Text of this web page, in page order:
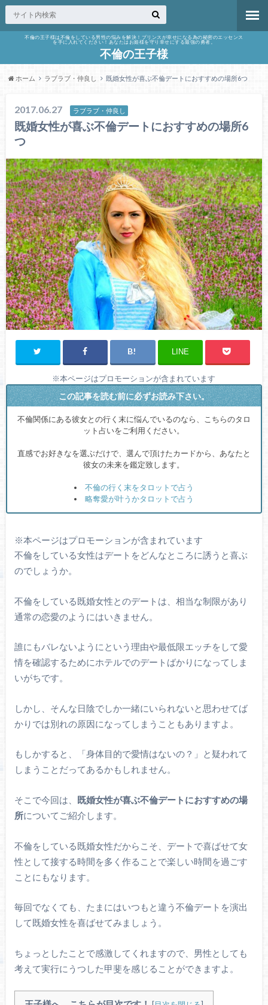
不倫の王子様は不倫をしている男性の悩みを解決！プリンスが幸せになる為の秘密のエッセンス
を手に入れてください！あなたはお姫様を守り幸せにする最強の勇者。
不倫の王子様
ホーム ラブラブ・仲良し 既婚女性が喜ぶ不倫デートにおすすめの場所6つ
2017.06.27 ラブラブ・仲良し
既婚女性が喜ぶ不倫デートにおすすめの場所6
つ
LINE
※本ページはプロモーションが含まれています
この記事を読む前に必ずお読み下さい。
不倫関係にある彼女との行く末に悩んでいるのなら、こちらのタロ
ット占いをご利用ください。
直感でお好きなを選ぶだけで、選んで頂けたカードから、あなたと
彼女の未来を鑑定致します。
不倫の行く末をタロットで占う
略奪愛が叶うかタロットで占う
※本ページはプロモーションが含まれています
不倫をしている女性はデートをどんなところに誘うと喜ぶ
のでしょうか。
不倫をしている既婚女性とのデートは、相当な制限があり
通常の恋愛のようにはいきません。
誰にもバレないようにという理由や最低限エッチをして愛
情を確認するためにホテルでのデートばかりになってしま
いがちです。
しかし、そんな日陰でしか一緒にいられないと思わせてば
かりでは別れの原因になってしまうこともありますよ。
もしかすると、「身体目的で愛情はないの？」と疑われて
しまうことだってあるかもしれません。
そこで今回は、 既婚女性が喜ぶ不倫デートにおすすめの場
所についてご紹介します。
不倫をしている既婚女性だからこそ、デートで喜ばせて女
性として接する時間を多く作ることで楽しい時間を過ごす
ことにもなります。
毎回でなくても、たまにはいつもと違う不倫デートを演出
して既婚女性を喜ばせてみましょう。
ちょっとしたことで感激してくれますので、男性としても
考えて実行にうつした甲斐を感じることができますよ。